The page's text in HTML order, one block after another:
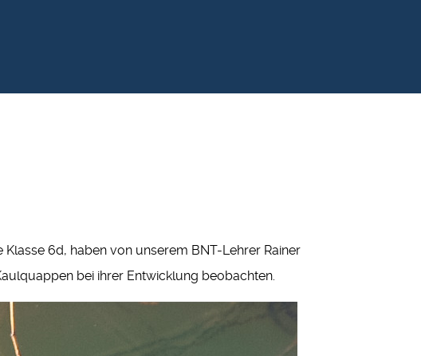
6d, haben von unserem BNT-Lehrer Rainer
bei ihrer Entwicklung beobachten.